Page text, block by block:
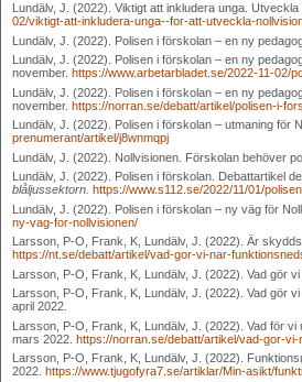
Lundälv, J. (2022). Viktigt att inkludera unga.
02/viktigt-att-inkludera-unga--for-att-utveckla-
Lundälv, J. (2022). Polisen i förskolan – en ny
Lundälv, J. (2022). Polisen i förskolan – en ny
november. https://www.arbetarbladet.se/2022-11-02/
Lundälv, J. (2022). Polisen i förskolan – en ny
november. https://norran.se/debatt/artikel/polisen-i-
Lundälv, J. (2022). Polisen i förskolan – utmaning för
prenumerant/artikel/j8wnmqpj
Lundälv, J. (2022). Nollvisionen. Förskolan behöver
Lundälv, J. (2022). Polisen i förskolan. Debattartikel
blåljussektorn. https://www.s112.se/2022/11/01/
Lundälv, J. (2022). Polisen i förskolan – ny väg för
ny-vag-for-nollvisionen/
Larsson, P-O, Frank, K, Lundälv, J. (2022). Är
https://nt.se/debatt/artikel/vad-gor-vi-nar-
Larsson, P-O, Frank, K, Lundälv, J. (2022). Vad gör
Larsson, P-O, Frank, K, Lundälv, J. (2022). Vad gör
april 2022.
Larsson, P-O, Frank, K, Lundälv, J. (2022). Vad för
mars 2022. https://norran.se/debatt/artikel/vad-gor-
Larsson, P-O, Frank, K, Lundälv, J. (2022).
2022. https://www.tjugofyra7.se/artiklar/Min-asikt/